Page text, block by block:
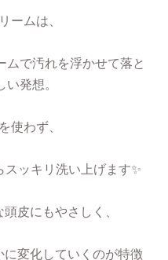
ームは、
ムで汚れを浮かせて落と
い発想。
使わず、
ッキリ洗い上げます✨
皮にもやさしく、
変化していくのが特徴